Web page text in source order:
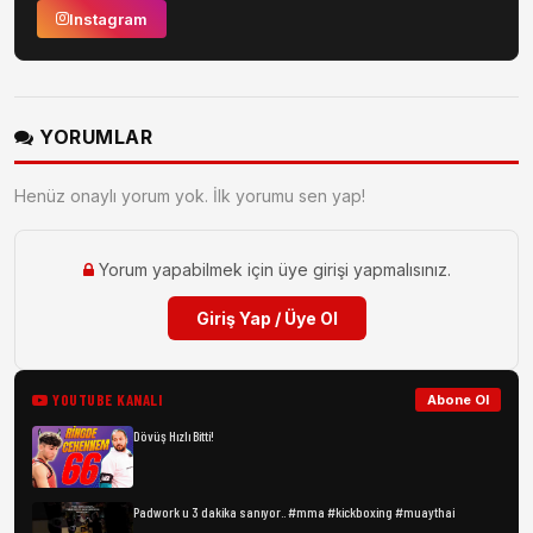
Instagram
YORUMLAR
Henüz onaylı yorum yok. İlk yorumu sen yap!
Yorum yapabilmek için üye girişi yapmalısınız.
Giriş Yap / Üye Ol
YOUTUBE KANALI Abone Ol
Dövüş Hızlı Bitti!
Padwork u 3 dakika sanıyor.. #mma #kickboxing #muaythai